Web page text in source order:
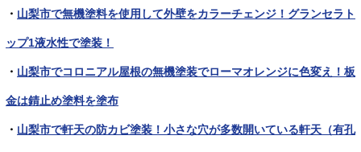
・ 山梨市で無機塗料を使用して外壁をカラーチェンジ！グランセラト
ップ1液水性で塗装！
・ 山梨市でコロニアル屋根の無機塗装でローマオレンジに色変え！板
金は錆止め塗料を塗布
・ 山梨市で軒天の防カビ塗装！小さな穴が多数開いている軒天（有孔